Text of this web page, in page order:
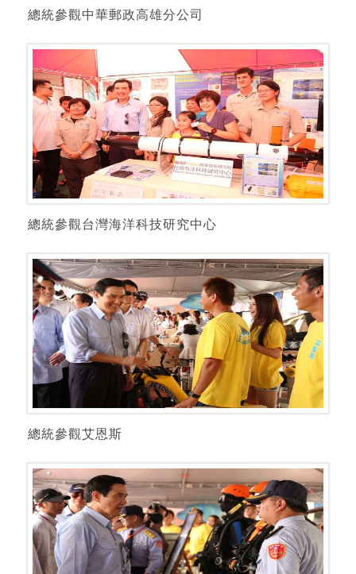
總統參觀中華郵政高雄分公司
總統參觀台灣海洋科技研究中心
總統參觀艾恩斯